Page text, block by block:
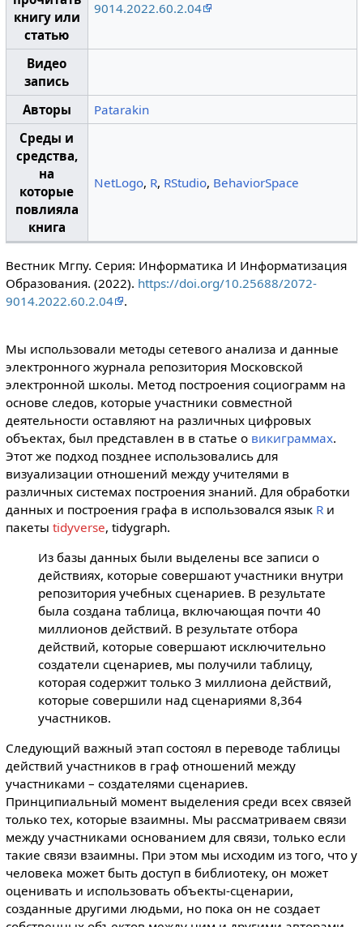
книгу или
статью
9014.2022.60.2.04
Видео
запись
Авторы
Patarakin
Среды и
средства,
на
которые
повлияла
книга
NetLogo, R, RStudio, BehaviorSpace
Вестник Мгпу. Серия: Информатика И Информатизация
Образования. (2022). https://doi.org/10.25688/2072-
9014.2022.60.2.04
.
Мы использовали методы сетевого анализа и данные
электронного журнала репозитория Московской
электронной школы. Метод построения социограмм на
основе следов, которые участники совместной
деятельности оставляют на различных цифровых
объектах, был представлен в в статье о викиграммах.
Этот же подход позднее использовались для
визуализации отношений между учителями в
различных системах построения знаний. Для обработки
данных и построения графа в использовался язык Rи
пакеты tidyverse, tidygraph.
Из базы данных были выделены все записи о
действиях, которые совершают участники внутри
репозитория учебных сценариев. В результате
была создана таблица, включающая почти 40
миллионов действий. В результате отбора
действий, которые совершают исключительно
создатели сценариев, мы получили таблицу,
которая содержит только 3 миллиона действий,
которые совершили над сценариями 8,364
участников.
Следующий важный этап состоял в переводе таблицы
действий участников в граф отношений между
участниками – создателями сценариев.
Принципиальный момент выделения среди всех связей
только тех, которые взаимны. Мы рассматриваем связи
между участниками основанием для связи, только если
такие связи взаимны. При этом мы исходим из того, что у
человека может быть доступ в библиотеку, он может
оценивать и использовать объекты-сценарии,
созданные другими людьми, но пока он не создает